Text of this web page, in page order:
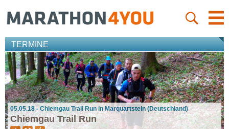
TERMINE
05.05.18 - Chiemgau Trail Run in Marquartstein (Deutschland)
Chiemgau Trail Run